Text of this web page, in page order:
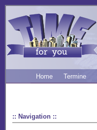
Home Termine
:: Navigation ::